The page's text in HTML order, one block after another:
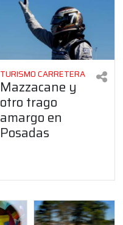
TURISMO CARRETERA
Mazzacane y
otro trago
amargo en
Posadas